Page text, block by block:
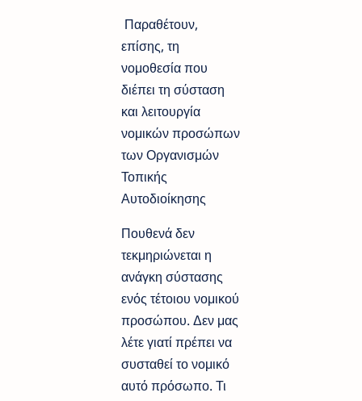
Παραθέτουν,
επίσης, τη
νομοθεσία που
διέπει τη σύσταση
και λειτουργία
νομικών προσώπων
των Οργανισμών
Τοπικής
Αυτοδιοίκησης
Πουθενά δεν
τεκμηριώνεται η
ανάγκη σύστασης
ενός τέτοιου νομικού
προσώπου. Δεν μας
λέτε γιατί πρέπει να
συσταθεί το νομικό
αυτό πρόσωπο. Τι